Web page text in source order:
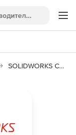
SOLIDWORKS Composer